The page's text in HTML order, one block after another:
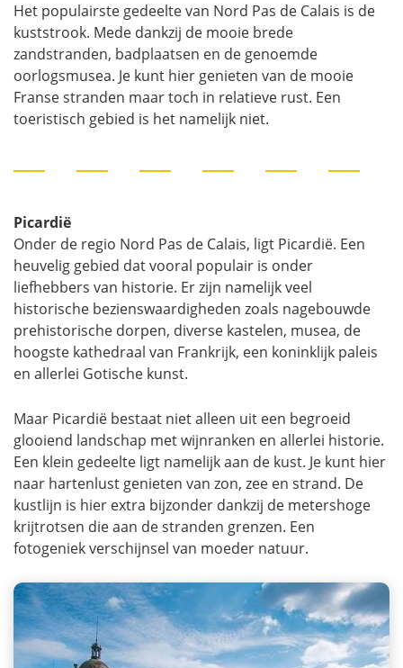
Het populairste gedeelte van Nord Pas de Calais is de
kuststrook. Mede dankzij de mooie brede
zandstranden, badplaatsen en de genoemde
oorlogsmusea. Je kunt hier genieten van de mooie
Franse stranden maar toch in relatieve rust. Een
toeristisch gebied is het namelijk niet.
Picardië
Onder de regio Nord Pas de Calais, ligt Picardië. Een
heuvelig gebied dat vooral populair is onder
liefhebbers van historie. Er zijn namelijk veel
historische bezienswaardigheden zoals nagebouwde
prehistorische dorpen, diverse kastelen, musea, de
hoogste kathedraal van Frankrijk, een koninklijk paleis
en allerlei Gotische kunst.
Maar Picardië bestaat niet alleen uit een begroeid
glooiend landschap met wijnranken en allerlei historie.
Een klein gedeelte ligt namelijk aan de kust. Je kunt hier
naar hartenlust genieten van zon, zee en strand. De
kustlijn is hier extra bijzonder dankzij de metershoge
krijtrotsen die aan de stranden grenzen. Een
fotogeniek verschijnsel van moeder natuur.